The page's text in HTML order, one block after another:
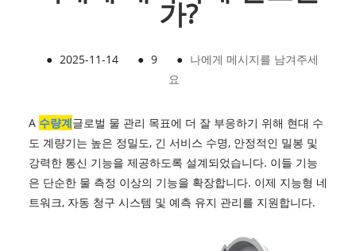
가?
● 2025-11-14 ● 9 ● 나에게 메시지를 남겨주세
요
A 수량계글로벌 물 관리 목표에 더 잘 부응하기 위해 현대 수
도 계량기는 높은 정밀도, 긴 서비스 수명, 안정적인 밀봉 및
강력한 통신 기능을 제공하도록 설계되었습니다. 이들 기능
은 단순한 물 측정 이상의 기능을 확장합니다. 이제 지능형 네
트워크, 자동 청구 시스템 및 예측 유지 관리를 지원합니다.